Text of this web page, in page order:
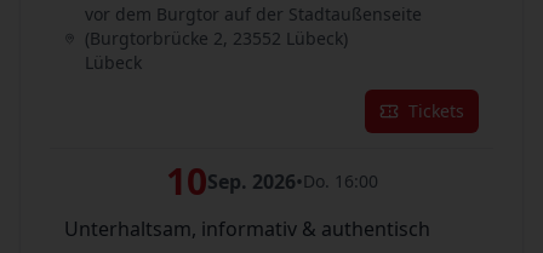
vor dem Burgtor auf der Stadtaußenseite
(Burgtorbrücke 2, 23552 Lübeck)
Lübeck
Tickets
10Sep. 2026•Do. 16:00
Unterhaltsam, informativ & authentisch